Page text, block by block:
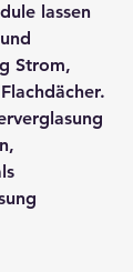
lassen
Strom,